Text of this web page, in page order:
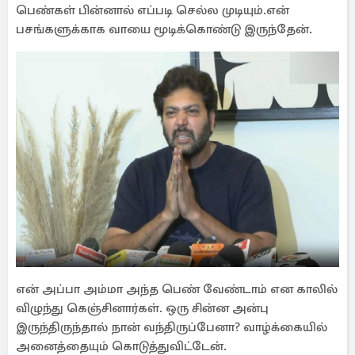
பெண்கள் பின்னால் எப்படி செல்ல முடியும்.என்
பசங்களுக்காக வாயை மூடிக்கொண்டு இருந்தேன்.
என் அப்பா அம்மா அந்த பெண் வேண்டாம் என காலில்
விழுந்து கெஞ்சினார்கள். ஒரு சின்ன அன்பு
இருந்திருந்தால் நான் வந்திருப்பேனா? வாழ்க்கையில்
அனைத்தையும் கொடுத்துவிட்டேன்.